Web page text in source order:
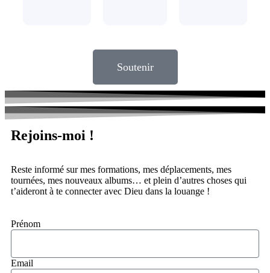
Soutenir
Rejoins-moi !
Reste informé sur mes formations, mes déplacements, mes
tournées, mes nouveaux albums… et plein d’autres choses qui
t’aideront à te connecter avec Dieu dans la louange !
Prénom
Email